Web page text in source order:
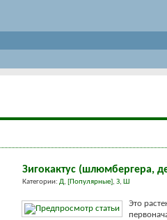
Зигокактус (шлюмбергера,
Категории: Д, [Популярные], З, Ш
Это